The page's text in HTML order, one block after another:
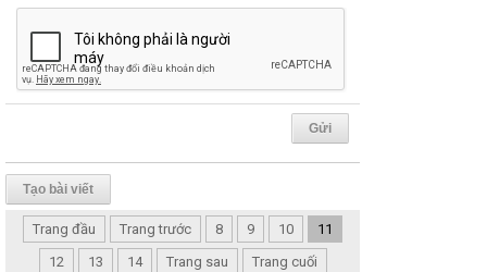
Tạo bài viết
Trang đầu Trang trước 8 9 10
11
12
13 14 Trang sau Trang cuối